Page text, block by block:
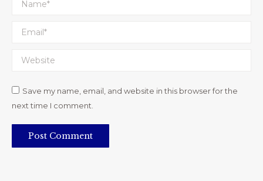
Email *
Website
Save my name, email, and website in this browser for the
next time I comment.
Post Comment